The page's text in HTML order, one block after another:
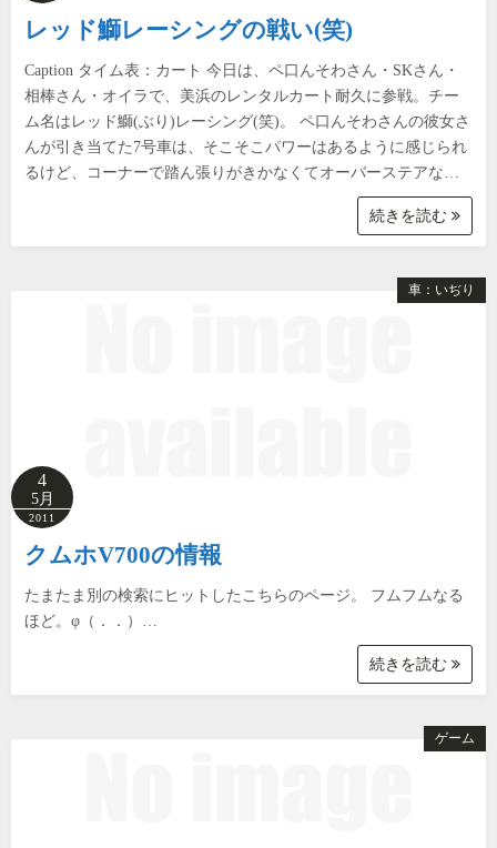
レッド鰤レーシングの戦い(笑)
Caption タイム表：カート 今日は、ペ口んそわさん・SKさん・
相棒さん・オイラで、美浜のレンタルカート耐久に参戦。チー
ム名はレッド鰤(ぶり)レーシング(笑)。 ペ口んそわさんの彼女さ
んが引き当てた7号車は、そこそこパワーはあるように感じられ
るけど、コーナーで踏ん張りがきかなくてオーバーステアな…
続きを読む
車：いぢり
4
5月
2011
クムホV700の情報
たまたま別の検索にヒットしたこちらのページ。 フムフムなる
ほど。φ（．．）…
続きを読む
ゲーム